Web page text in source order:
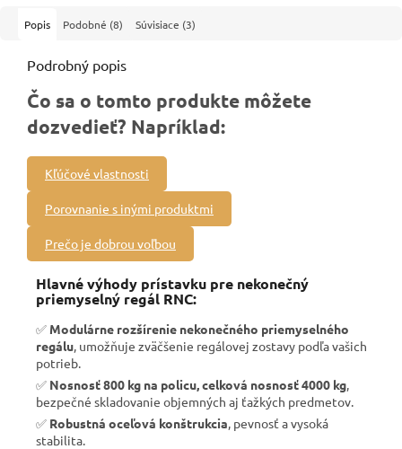
Popis Podobné (8) Súvisiace (3)
Podrobný popis
Čo sa o tomto produkte môžete
dozvedieť? Napríklad:
Kľúčové vlastnosti
Porovnanie s inými produktmi
Prečo je dobrou voľbou
Hlavné výhody prístavku pre nekonečný
priemyselný regál RNC:
✅ Modulárne rozšírenie nekonečného priemyselného
regálu , umožňuje zväčšenie regálovej zostavy podľa vašich
potrieb.
✅ Nosnosť 800 kg na policu, celková nosnosť 4000 kg
bezpečné skladovanie objemných aj ťažkých predmetov.
✅ Robustná oceľová konštrukcia , pevnosť a vysoká
stabilita.